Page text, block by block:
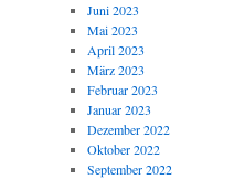
Juni 2023
Mai 2023
April 2023
März 2023
Februar 2023
Januar 2023
Dezember 2022
Oktober 2022
September 2022